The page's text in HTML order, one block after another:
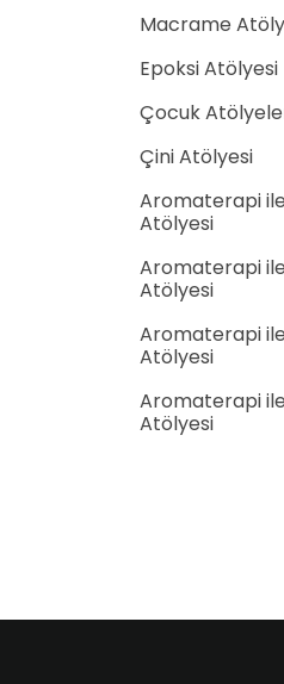
Macrame
Epoksi Atölyesi
Çocuk
Çini Atölyesi
Aromaterapi
Atölyesi
Aromaterapi
Atölyesi
Aromaterapi
Atölyesi
Aromaterapi
Atölyesi